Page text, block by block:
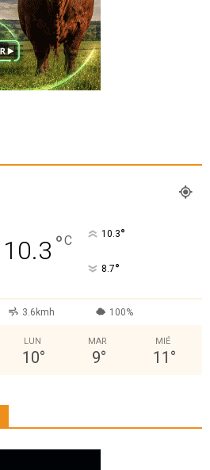
10.3 °C 10.3°
8.7°
3.6kmh 100%
LUN
10°
MAR
9°
MIÉ
11 °